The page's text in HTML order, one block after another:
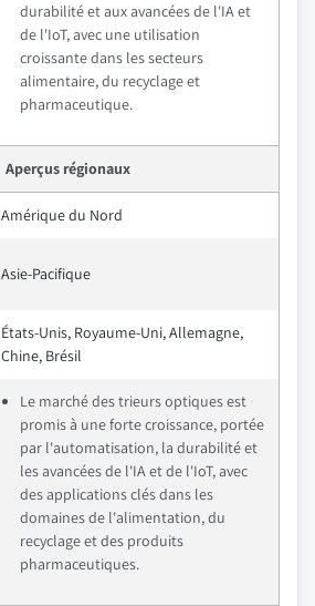
durabilité et aux avancées de l'IA et
de l'IoT, avec une utilisation
croissante dans les secteurs
alimentaire, du recyclage et
pharmaceutique.
Aperçus régionaux
Amérique du Nord
Asie-Pacifique
États-Unis, Royaume-Uni, Allemagne,
Chine, Brésil
Le marché des trieurs optiques est
promis à une forte croissance, portée
par l'automatisation, la durabilité et
les avancées de l'IA et de l'IoT, avec
des applications clés dans les
domaines de l'alimentation, du
recyclage et des produits
pharmaceutiques.